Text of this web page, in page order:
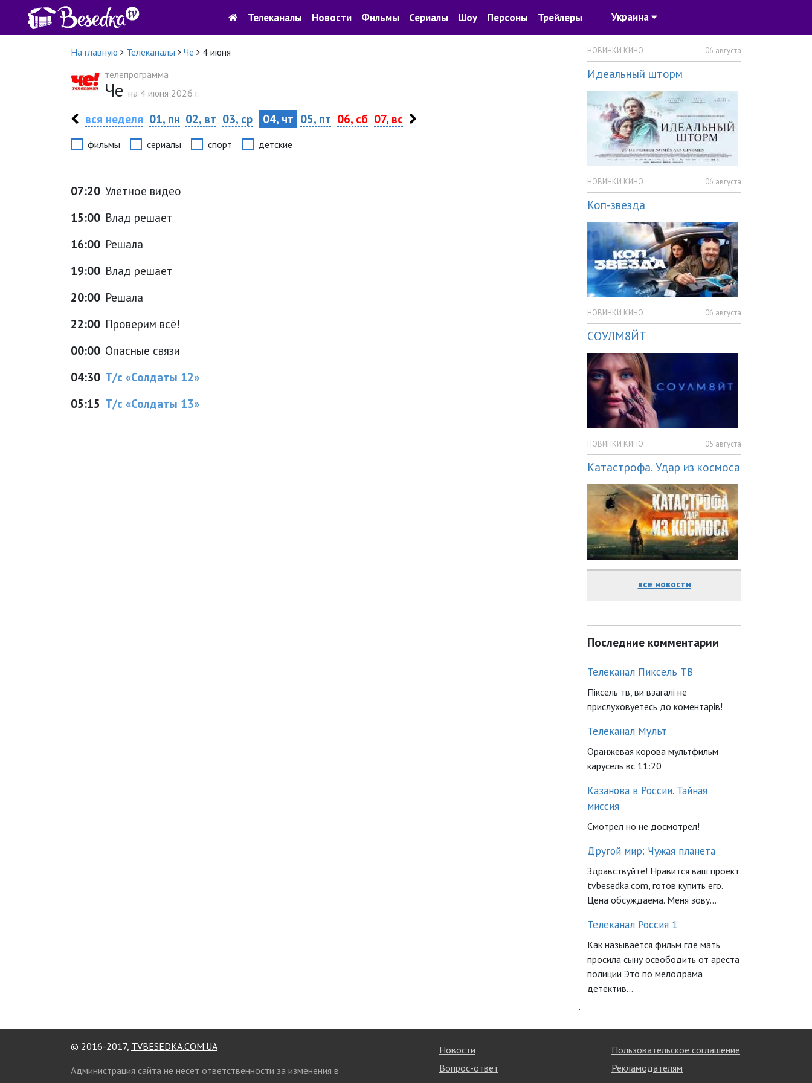
Телеканалы Новости Фильмы Сериалы Шоу Персоны Трейлеры Украина
На главную Телеканалы Че
4 июня
телепрограмма
Че на 4 июня 2026 г.
вся неделя 01, пн 02, вт 03, ср 04, чт 05, пт 06, сб 07, вс
фильмы сериалы спорт детские
07:20 Улётное видео
15:00 Влад решает
16:00 Решала
19:00 Влад решает
20:00 Решала
22:00 Проверим всё!
00:00 Опасные связи
04:30 Т/с «Солдаты 12»
05:15 Т/с «Солдаты 13»
НОВИНКИ КИНО 06 августа
Идеальный шторм
НОВИНКИ КИНО 06 августа
Коп-звезда
НОВИНКИ КИНО 06 августа
СОУЛМ8ЙТ
НОВИНКИ КИНО 05 августа
Катастрофа. Удар из космоса
все новости
Последние комментарии
Телеканал Пиксель ТВ
Піксель тв, ви взагалі не
прислуховуетесь до коментарів!
Телеканал Мульт
Оранжевая корова мультфильм
карусель вс 11:20
Казанова в России. Тайная
миссия
Смотрел но не досмотрел!
Другой мир: Чужая планета
Здравствуйте! Нравится ваш проект
tvbesedka.com, готов купить его.
Цена обсуждаема. Меня зову...
Телеканал Россия 1
Как называется фильм где мать
просила сыну освободить от ареста
полиции Это по мелодрама
детектив...
`
© 2016-2017, TVBESEDKA.COM.UA
Администрация сайта не несет ответственности за изменения в
Новости
Вопрос-ответ
Пользовательское соглашение
Рекламодателям